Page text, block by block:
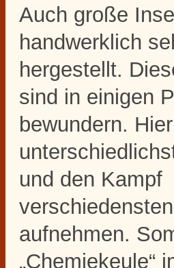
Auch große
handwerklich
hergestellt.
sind in einigen
bewundern.
und den Kampf
aufnehmen.